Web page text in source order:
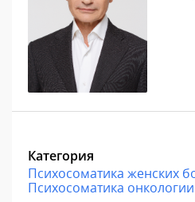
Категория
Психосоматика женских
Психосоматика онкологии